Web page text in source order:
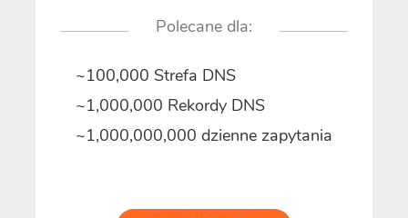
Polecane dla:
~100,000 Strefa DNS
~1,000,000 Rekordy DNS
~1,000,000,000 dzienne zapytania